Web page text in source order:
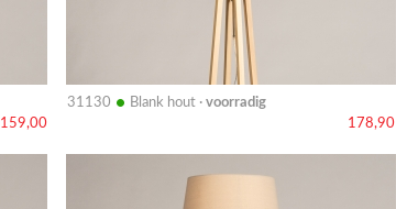
159,00
31130 • Blank hout · voorradig
178,90
Bekijk